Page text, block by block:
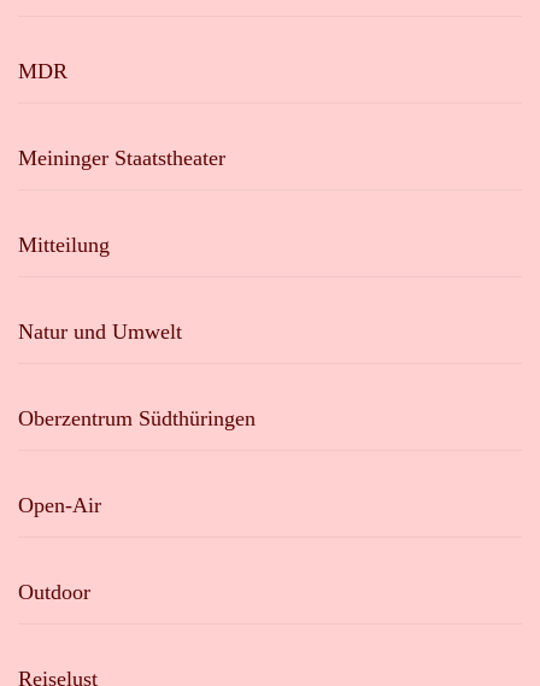
MDR
Meininger Staatstheater
Mitteilung
Natur und Umwelt
Oberzentrum Südthüringen
Open-Air
Outdoor
Reiselust